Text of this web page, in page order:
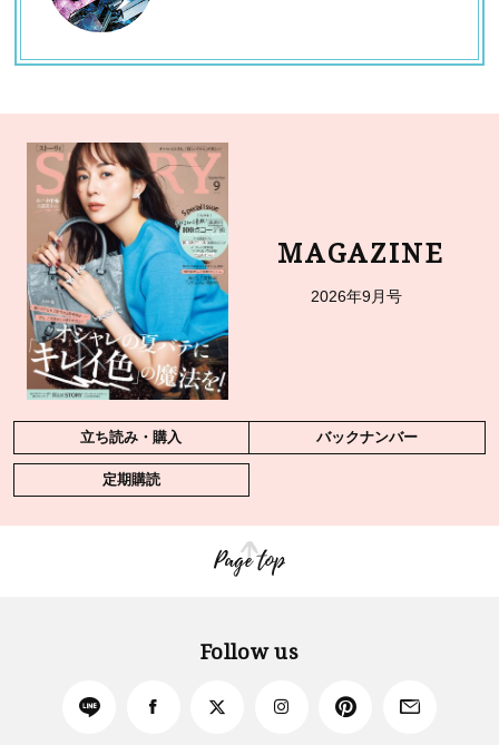
MAGAZINE
2026年9月号
立ち読み・購入 バックナンバー
定期購読
Page top
Follow us